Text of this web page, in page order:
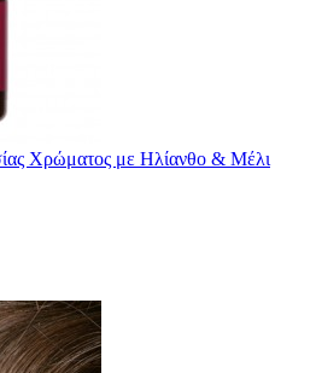
Χρώματος με Ηλίανθο & Μέλι